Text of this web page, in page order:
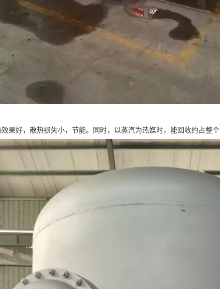
果好，散热损失小，节能。同时，以蒸汽为热媒时，能回收约占整个